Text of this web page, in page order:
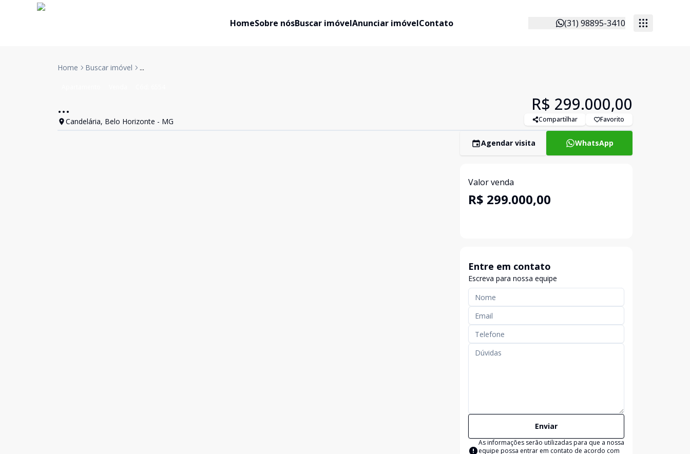
HomeSobre nósBuscar imóvelAnunciar imóvelContato (31) 98895-3410
Home Buscar imóvel ...
...
Candelária, Belo Horizonte - MG
R$ 299.000,00
Compartilhar Favorito
Agendar visita WhatsApp
Valor venda
R$ 299.000,00
Entre em contato
Escreva para nossa equipe
Enviar
As informações serão utilizadas para que a nossa
equipe possa entrar em contato de acordo com